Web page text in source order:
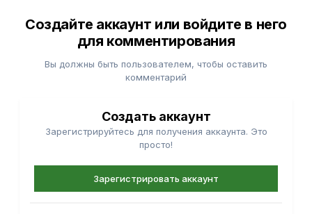
Создайте аккаунт или войдите в него
для комментирования
Вы должны быть пользователем, чтобы оставить
комментарий
Создать аккаунт
Зарегистрируйтесь для получения аккаунта. Это
просто!
Зарегистрировать аккаунт